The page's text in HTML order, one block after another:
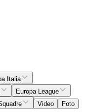
Italia
Europa League
Video
Foto